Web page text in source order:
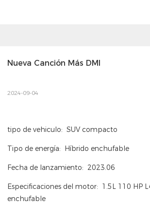
Nueva Canción Más DMI
2024-09-04
tipo de vehiculo: SUV compacto
Tipo de energía: Híbrido enchufable
Fecha de lanzamiento: 2023.06
Especificaciones del motor: 1.5L 110 HP
enchufable